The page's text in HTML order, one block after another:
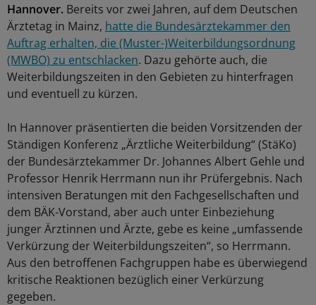
Hannover. Bereits vor zwei Jahren, auf dem Deutschen
Ärztetag in Mainz, hatte die Bundesärztekammer den
Auftrag erhalten, die (Muster-)Weiterbildungsordnung
(MWBO) zu entschlacken. Dazu gehörte auch, die
Weiterbildungszeiten in den Gebieten zu hinterfragen
und eventuell zu kürzen.
In Hannover präsentierten die beiden Vorsitzenden der
Ständigen Konferenz „Ärztliche Weiterbildung“ (StäKo)
der Bundesärztekammer Dr. Johannes Albert Gehle und
Professor Henrik Herrmann nun ihr Prüfergebnis. Nach
intensiven Beratungen mit den Fachgesellschaften und
dem BÄK-Vorstand, aber auch unter Einbeziehung
junger Ärztinnen und Ärzte, gebe es keine „umfassende
Verkürzung der Weiterbildungszeiten“, so Herrmann.
Aus den betroffenen Fachgruppen habe es überwiegend
kritische Reaktionen bezüglich einer Verkürzung
gegeben.